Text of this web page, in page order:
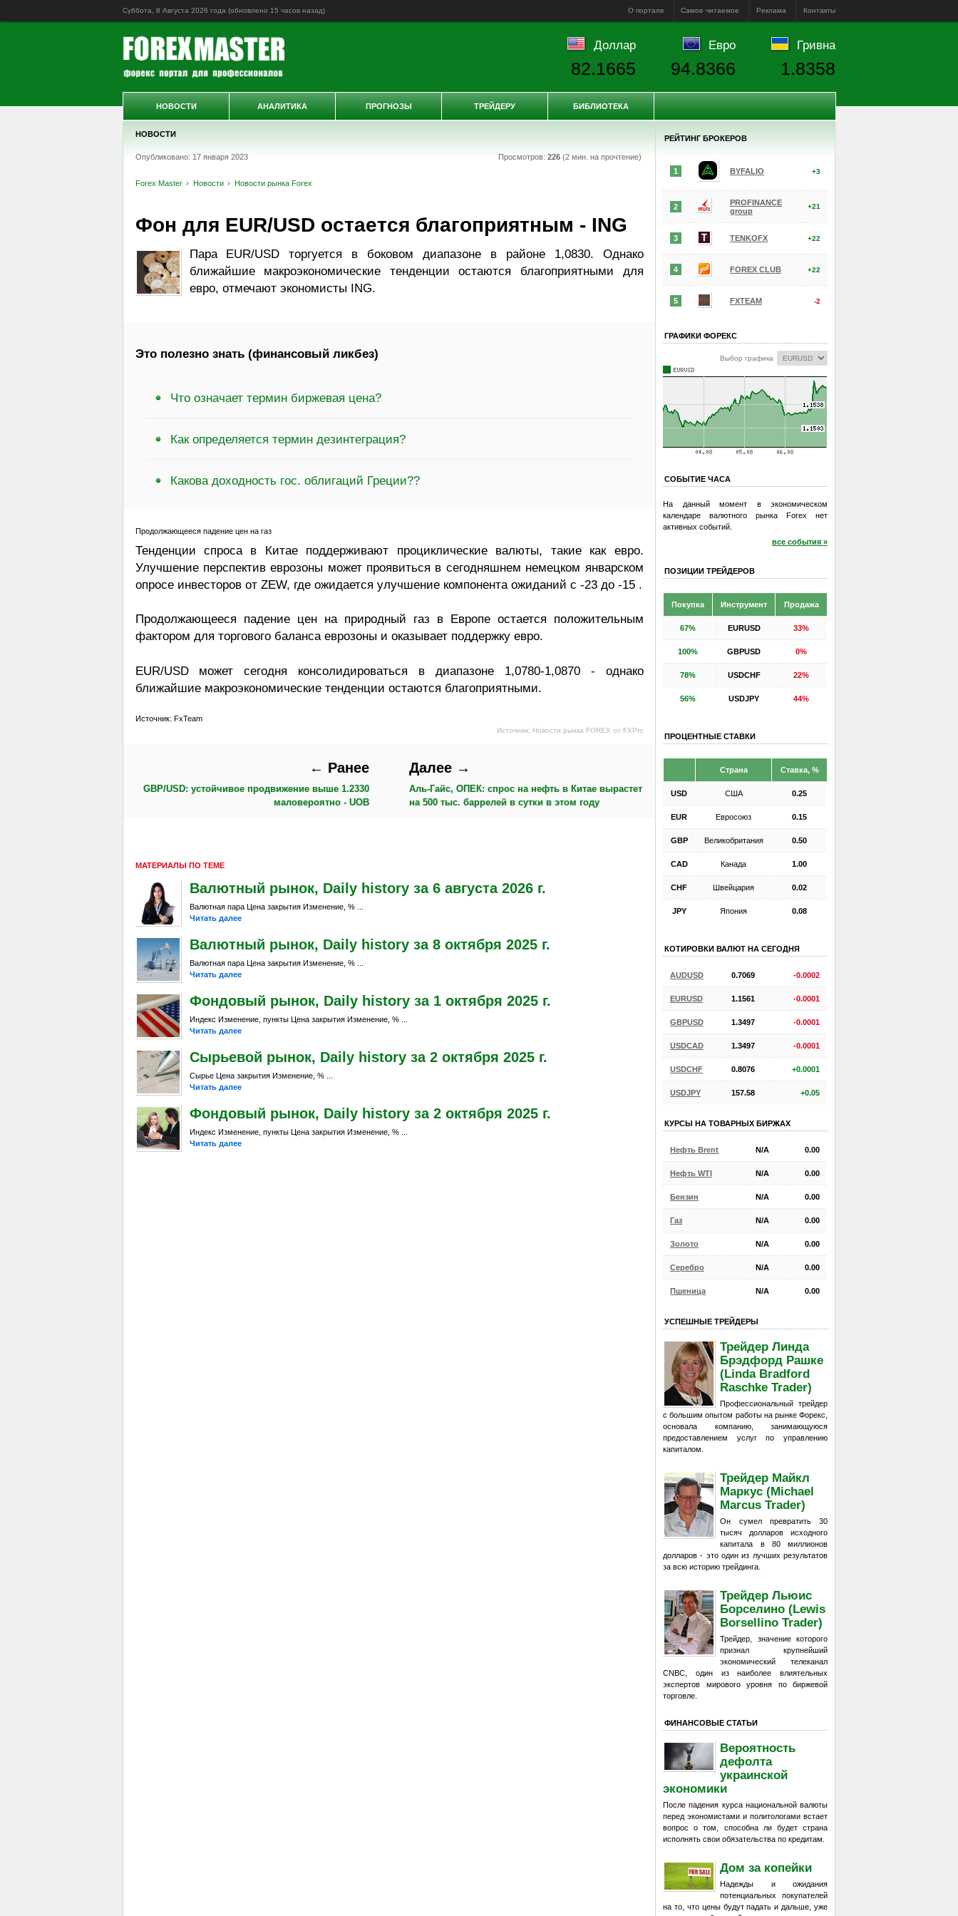
Суббота, 8 Августа 2026 года (обновлено 15 часов назад) О портале Самое читаемое Реклама Контакты
НОВОСТИ
Опубликовано: 17 января 2023 Просмотров: 226(2 мин. на прочтение)
Forex Master Новости Новости рынка Forex
Фон для EUR/USD остается благоприятным - ING
Пара EUR/USD торгуется в боковом диапазоне в районе 1,0830. Однако
ближайшие макроэкономические тенденции остаются благоприятными для
евро, отмечают экономисты ING.
Это полезно знать (финансовый ликбез)
Что означает термин биржевая цена?
Как определяется термин дезинтеграция?
Какова доходность гос. облигаций Греции??
Продолжающееся падение цен на газ
Тенденции спроса в Китае поддерживают проциклические валюты, такие как евро.
Улучшение перспектив еврозоны может проявиться в сегодняшнем немецком январском
опросе инвесторов от ZEW, где ожидается улучшение компонента ожиданий с -23 до -15 .
Продолжающееся падение цен на природный газ в Европе остается положительным
фактором для торгового баланса еврозоны и оказывает поддержку евро.
EUR/USD может сегодня консолидироваться в диапазоне 1,0780-1,0870 - однако
ближайшие макроэкономические тенденции остаются благоприятными.
Источник: FxTeam
Источник: Новости рынка FOREX от FXPro
← Ранее
GBP/USD: устойчивое продвижение выше 1.2330
маловероятно - UOB
Далее →
Аль-Гайс, ОПЕК: спрос на нефть в Китае вырастет
на 500 тыс. баррелей в сутки в этом году
МАТЕРИАЛЫ ПО ТЕМЕ
Валютный рынок, Daily history за 6 августа 2026 г.
Валютная пара Цена закрытия Изменение, % ...
Читать далее
Валютный рынок, Daily history за 8 октября 2025 г.
Валютная пара Цена закрытия Изменение, % ...
Читать далее
Фондовый рынок, Daily history за 1 октября 2025 г.
Индекс Изменение, пункты Цена закрытия Изменение, % ...
Читать далее
Сырьевой рынок, Daily history за 2 октября 2025 г.
Сырье Цена закрытия Изменение, % ...
Читать далее
Фондовый рынок, Daily history за 2 октября 2025 г.
Индекс Изменение, пункты Цена закрытия Изменение, % ...
Читать далее
РЕЙТИНГ БРОКЕРОВ
1 BYFALIO +3
2
PROFINANCE
group
+21
3 TENKOFX +22
4 FOREX CLUB +22
5 FXTEAM -2
ГРАФИКИ ФОРЕКС
Выбор графика
СОБЫТИЕ ЧАСА
На данный момент в экономическом
календаре валютного рынка Forex нет
активных событий.
все события »
ПОЗИЦИИ ТРЕЙДЕРОВ
Покупка Инструмент Продажа
67% EURUSD 33%
100% GBPUSD 0%
78% USDCHF 22%
56% USDJPY 44%
ПРОЦЕНТНЫЕ СТАВКИ
Страна Ставка, %
USD США 0.25
EUR Евросоюз 0.15
GBP Великобритания 0.50
CAD Канада 1.00
CHF Швейцария 0.02
JPY Япония 0.08
КОТИРОВКИ ВАЛЮТ НА СЕГОДНЯ
AUDUSD 0.7069 -0.0002
EURUSD 1.1561 -0.0001
GBPUSD 1.3497 -0.0001
USDCAD 1.3497 -0.0001
USDCHF 0.8076 +0.0001
USDJPY 157.58 +0.05
КУРСЫ НА ТОВАРНЫХ БИРЖАХ
Нефть Brent N/A 0.00
Нефть WTI N/A 0.00
Бензин N/A 0.00
Газ N/A 0.00
Золото N/A 0.00
Серебро N/A 0.00
Пшеница N/A 0.00
УСПЕШНЫЕ ТРЕЙДЕРЫ
Трейдер Линда
Брэдфорд Рашке
(Linda Bradford
Raschke Trader)
Профессиональный трейдер
с большим опытом работы на рынке Форекс,
основала компанию, занимающуюся
предоставлением услуг по управлению
капиталом.
Трейдер Майкл
Маркус (Michael
Marcus Trader)
Он сумел превратить 30
тысяч долларов исходного
капитала в 80 миллионов
долларов - это один из лучших результатов
за всю историю трейдинга.
Трейдер Льюис
Борселино (Lewis
Borsellino Trader)
Трейдер, значение которого
признал крупнейший
экономический телеканал
CNBC, один из наиболее влиятельных
экспертов мирового уровня по биржевой
торговле.
ФИНАНСОВЫЕ СТАТЬИ
Вероятность
дефолта
украинской
экономики
После падения курса национальной валюты
перед экономистами и политологами встает
вопрос о том, способна ли будет страна
исполнять свои обязательства по кредитам.
Дом за копейки
Надежды и ожидания
потенциальных покупателей
на то, что цены будут падать и дальше, уже
Доллар
82.1665
Евро
94.8366
Гривна
1.8358
НОВОСТИ АНАЛИТИКА ПРОГНОЗЫ ТРЕЙДЕРУ БИБЛИОТЕКА